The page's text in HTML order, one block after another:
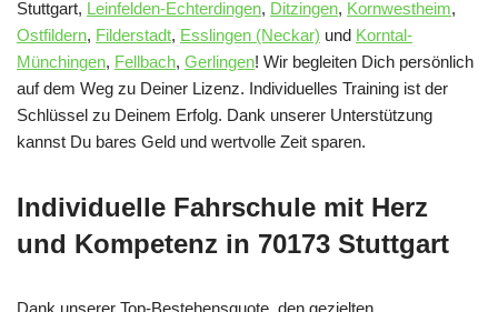
Stuttgart, Leinfelden-Echterdingen, Ditzingen, Kornwestheim,
Ostfildern, Filderstadt, Esslingen (Neckar) und Korntal-
Münchingen, Fellbach, Gerlingen! Wir begleiten Dich persönlich
auf dem Weg zu Deiner Lizenz. Individuelles Training ist der
Schlüssel zu Deinem Erfolg. Dank unserer Unterstützung
kannst Du bares Geld und wertvolle Zeit sparen.
Individuelle Fahrschule mit Herz
und Kompetenz in 70173 Stuttgart
Dank unserer Top-Bestehensquote, den gezielten